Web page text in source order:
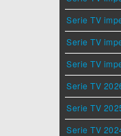
Serie TV
Serie TV
Serie TV
Serie TV
Serie TV
Serie TV